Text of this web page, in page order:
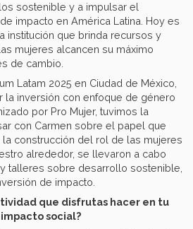
sostenible y a impulsar el
impacto en América Latina. Hoy es
institución que brinda recursos y
mujeres alcancen su máximo
de cambio.
Latam 2025 en Ciudad de México,
la inversión con enfoque de género
por Pro Mujer, tuvimos la
con Carmen sobre el papel que
la construcción del rol de las mujeres
alrededor, se llevaron a cabo
talleres sobre desarrollo sostenible,
de impacto.
que disfrutas hacer en tu
social?